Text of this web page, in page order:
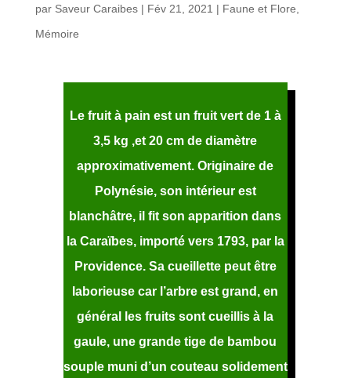
par Saveur Caraibes| Fév 21, 2021 | Faune et Flore,
Mémoire
Le fruit à pain est un fruit vert de 1 à
3,5 kg ,et 20 cm de diamètre
approximativement. Originaire de
Polynésie, son intérieur est
blanchâtre, il fit son apparition dans
la Caraïbes, importé vers 1793, par la
Providence. Sa cueillette peut être
laborieuse car l’arbre est grand, en
général les fruits sont cueillis à la
gaule, une grande tige de bambou
souple muni d’un couteau solidement